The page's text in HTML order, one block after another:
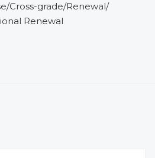
Cross-grade/Renewal/
Renewal